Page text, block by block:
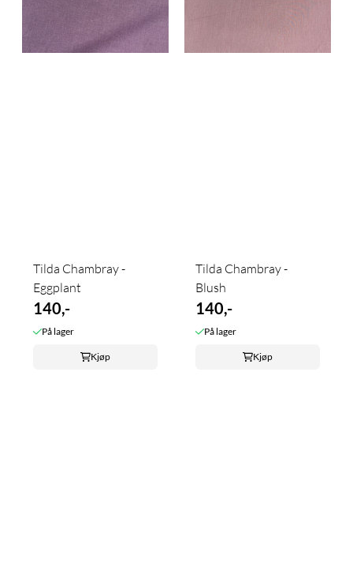
Tilda Chambray -
Eggplant
140,-
På lager
Kjøp
Tilda Chambray -
Blush
140,-
På lager
Kjøp